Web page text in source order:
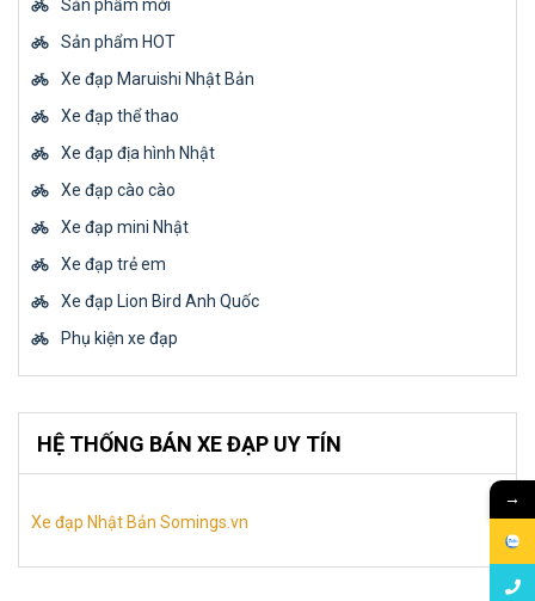
Sản phẩm mới
Sản phẩm HOT
Xe đạp Maruishi Nhật Bản
Xe đạp thể thao
Xe đạp địa hình Nhật
Xe đạp cào cào
Xe đạp mini Nhật
Xe đạp trẻ em
Xe đạp Lion Bird Anh Quốc
Phụ kiện xe đạp
HỆ THỐNG BÁN XE ĐẠP UY TÍN
Xe đạp Nhật Bản Somings.vn
→